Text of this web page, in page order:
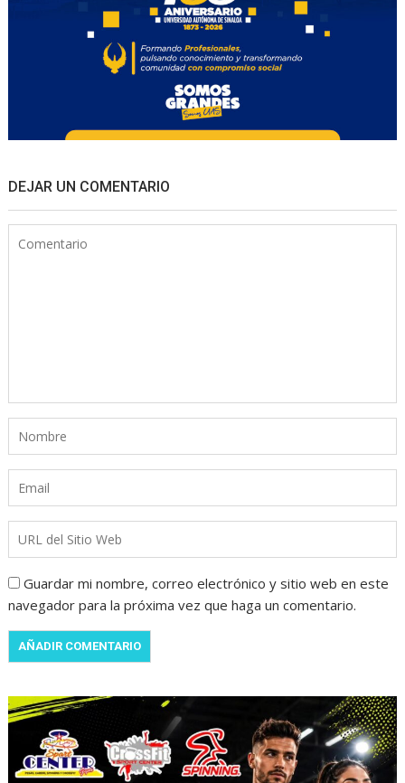
DEJAR UN COMENTARIO
Guardar mi nombre, correo electrónico y sitio web en este
navegador para la próxima vez que haga un comentario.